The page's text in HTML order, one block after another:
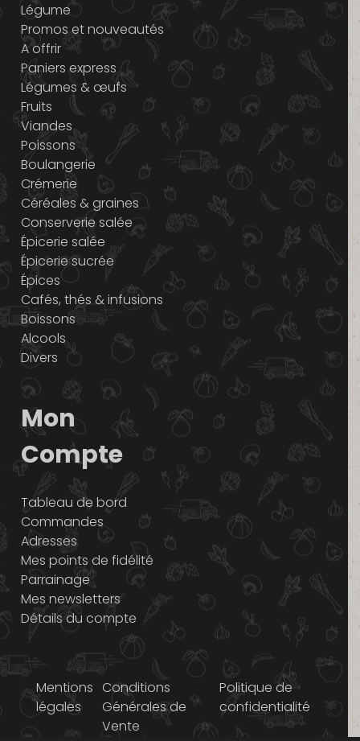
Légume
Promos et nouveautés
A offrir
Paniers express
Légumes & œufs
Fruits
Viandes
Poissons
Boulangerie
Crémerie
Céréales & graines
Conserverie salée
Épicerie salée
Épicerie sucrée
Épices
Cafés, thés & infusions
Boissons
Alcools
Divers
Mon
Compte
Tableau de bord
Commandes
Adresses
Mes points de fidélité
Parrainage
Mes newsletters
Détails du compte
Mentions
légales
Conditions
Générales de
Vente
Politique de
confidentialité